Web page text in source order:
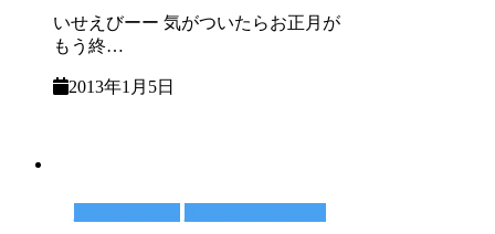
いせえびーー 気がついたらお正月が
もう終…
2013年1月5日